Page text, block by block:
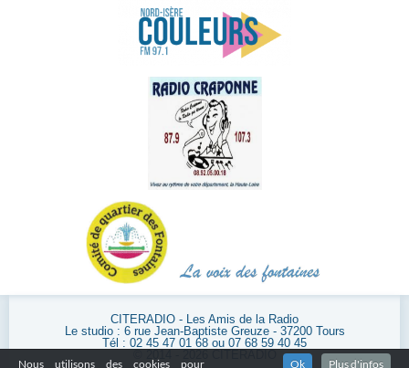
CITERADIO - Les Amis de la Radio
Le studio : 6 rue Jean-Baptiste Greuze - 37200 Tours
Tél : 02 45 47 01 68 ou 07 68 59 40 45
Nous utilisons des cookies pour Ok Plus d'infos